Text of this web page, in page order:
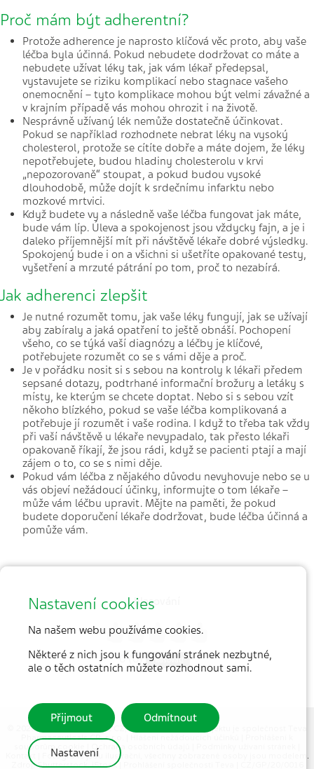
Proč mám být adherentní?
Protože adherence je naprosto klíčová věc proto, aby vaše
léčba byla účinná. Pokud nebudete dodržovat co máte a
nebudete užívat léky tak, jak vám lékař předepsal,
vystavujete se riziku komplikací nebo stagnace vašeho
onemocnění – tyto komplikace mohou být velmi závažné a
v krajním případě vás mohou ohrozit i na životě.
Nesprávně užívaný lék nemůže dostatečně účinkovat.
Pokud se například rozhodnete nebrat léky na vysoký
cholesterol, protože se cítíte dobře a máte dojem, že léky
nepotřebujete, budou hladiny cholesterolu v krvi
„nepozorovaně“ stoupat, a pokud budou vysoké
dlouhodobě, může dojít k srdečnímu infarktu nebo
mozkové mrtvici.
Když budete vy a následně vaše léčba fungovat jak máte,
bude vám líp. Úleva a spokojenost jsou vždycky fajn, a je i
daleko příjemnější mít při návštěvě lékaře dobré výsledky.
Spokojený bude i on a všichni si ušetříte opakované testy,
vyšetření a mrzuté pátrání po tom, proč to nezabírá.
Jak adherenci zlepšit
Je nutné rozumět tomu, jak vaše léky fungují, jak se užívají
aby zabíraly a jaká opatření to ještě obnáší. Pochopení
všeho, co se týká vaší diagnózy a léčby je klíčové,
potřebujete rozumět co se s vámi děje a proč.
Je v pořádku nosit si s sebou na kontroly k lékaři předem
sepsané dotazy, podtrhané informační brožury a letáky s
místy, ke kterým se chcete doptat. Nebo si s sebou vzít
někoho blízkého, pokud se vaše léčba komplikovaná a
potřebuje jí rozumět i vaše rodina. I když to třeba tak vždy
při vaší návštěvě u lékaře nevypadalo, tak přesto lékaři
opakovaně říkají, že jsou rádi, když se pacienti ptají a mají
zájem o to, co se s nimi děje.
Pokud vám léčba z nějakého důvodu nevyhovuje nebo se u
vás objeví nežádoucí účinky, informujte o tom lékaře –
může vám léčbu upravit. Mějte na paměti, že pokud
budete doporučení lékaře dodržovat, bude léčba účinná a
pomůže vám.
hlasování
4
3
2
1
0 (0) Hlasovat!
© 2026 MEDICAL TRIBUNE CZ, s.r.o. |
Partnerem projektu je společnost Teva
Pharmaceuticals CR, s.r.o.
souborům cookie
Ochrana osobních údajů
Kontakt
| Fotografie jsou ilustrační, všechny zobrazené osoby jsou modelem.
Zdroj: Shutterstock, iStock |
Nastavení cookies
Na našem webu používáme cookies.
Některé z nich jsou k fungování stránek nezbytné,
ale o těch ostatních můžete rozhodnout sami.
Přijmout Odmítnout
Nastavení